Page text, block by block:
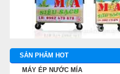
SẢN PHẨM HOT
MÁY ÉP NƯỚC MÍA